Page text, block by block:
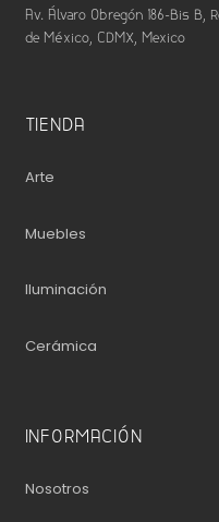
Av. Álvaro Obregón 186-Bis B,
de México, CDMX, Mexico
TIENDA
Arte
Muebles
Iluminación
Cerámica
INFORMACIÓN
Nosotros